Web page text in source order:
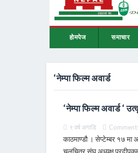
होमपेज समाचार
‘नेम्पा फिल्म अवार्ड
‘नेम्पा फिल्म अवार्ड ‘
९ वर्ष अगाडि
काठमाण्डौ । सेप्टेम्बर १७ मा
चलचित्र संघ अध्यक्ष